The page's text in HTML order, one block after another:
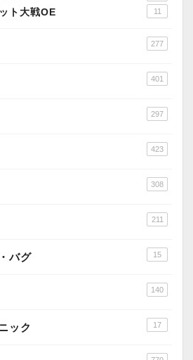
ト大戦OE 11
277
401
297
423
308
211
バグ 15
140
ック 17